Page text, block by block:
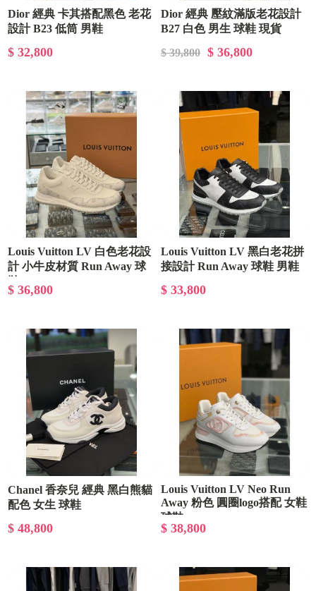
Dior 經典 卡其搭配黑色 老花
設計 B23 低筒 男鞋
$ 32,800
Dior 經典 壓紋滿版老花設計
B27 白色 男生 球鞋 現貨
$ 39,800
$ 36,800
Louis Vuitton LV 白色老花設
計 小牛皮材質 Run Away 球
$ 36,800
Louis Vuitton LV 黑白老花拼
接設計 Run Away 球鞋 男鞋
$ 33,800
Chanel 香奈兒 經典 黑白熊貓
配色 女生 球鞋
$ 48,800
Louis Vuitton LV Neo Run
Away 粉色 圓圈logo搭配 女鞋
球鞋
$ 38,800